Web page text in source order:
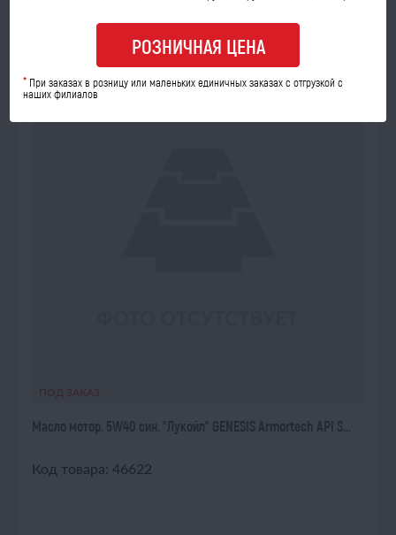
ПОД ЗАКАЗ
Масло мотор. 5W40 син. "Лукойл" GENESIS Armortech API S...
Код товара: 46622
РОЗНИЧНАЯ ЦЕНА
* При заказах в розницу или маленьких единичных заказах с отгрузкой с
наших филиалов